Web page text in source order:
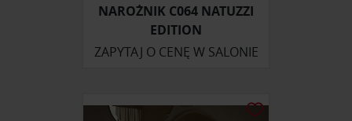
NAROŻNIK C064 NATUZZI
EDITION
ZAPYTAJ O CENĘ W SALONIE